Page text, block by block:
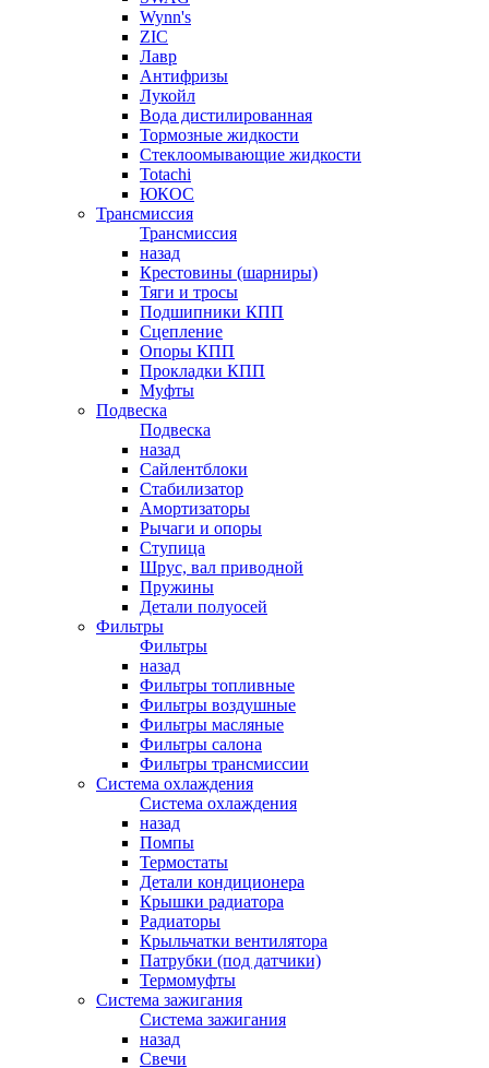
Wynn's
ZIC
Лавр
Антифризы
Лукойл
Вода дистилированная
Тормозные жидкости
Стеклоомывающие жидкости
Totachi
ЮКОС
Трансмиссия
Трансмиссия
назад
Крестовины (шарниры)
Тяги и тросы
Подшипники КПП
Сцепление
Опоры КПП
Прокладки КПП
Муфты
Подвеска
Подвеска
назад
Сайлентблоки
Стабилизатор
Амортизаторы
Рычаги и опоры
Ступица
Шрус, вал приводной
Пружины
Детали полуосей
Фильтры
Фильтры
назад
Фильтры топливные
Фильтры воздушные
Фильтры масляные
Фильтры салона
Фильтры трансмиссии
Система охлаждения
Система охлаждения
назад
Помпы
Термостаты
Детали кондиционера
Крышки радиатора
Радиаторы
Крыльчатки вентилятора
Патрубки (под датчики)
Термомуфты
Система зажигания
Система зажигания
назад
Свечи